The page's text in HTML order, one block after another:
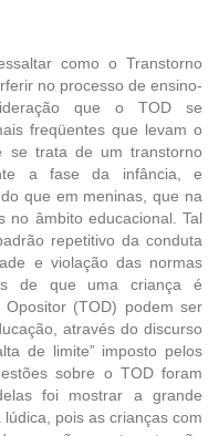
como o Transtorno
no processo de ensino-
que o TOD se
freqüentes que levam o
se trata de um transtorno
a fase da infância, e
que em meninas, que na
no âmbito educacional. Tal
repetitivo da conduta
e violação das normas
de que uma criança é
Opositor (TOD) podem ser
através do discurso
de limite” imposto pelos
sobre o TOD foram
foi mostrar a grande
pois as crianças com